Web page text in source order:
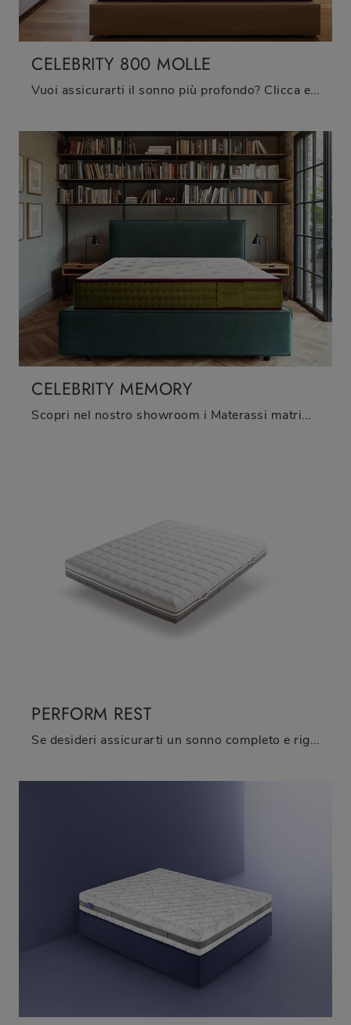
CELEBRITY 800 MOLLE
Vuoi assicurarti il sonno più profondo? Clicca e ottieni informazioni sul materasso Celebrity 800 molle tra i modelli a molle insacchettate ...
CELEBRITY MEMORY
Scopri nel nostro showroom i Materassi matrimoniali: il modello Celebrity Memory in memory foam ti sta aspettando per assicurarti il sonno più ...
PERFORM REST
Se desideri assicurarti un sonno completo e rigenerante, scopri i Materassi a molle insacchettate matrimoniali come il modello Perform Rest Oggioni.